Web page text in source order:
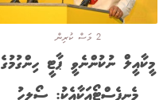
2 މަސް ކުރިން
މީކާއީލް ނުކުންނެވީ ޕާޓީ ހިންގުމުގެ
މެނިފެސްޓޯއަކާއެކު: ސޯލިހު